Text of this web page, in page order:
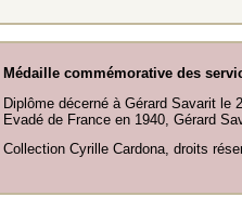
Médaille commémorative des
Diplôme décerné à Gérard Savarit le
Evadé de France en 1940, Gérard
Collection Cyrille Cardona, droits